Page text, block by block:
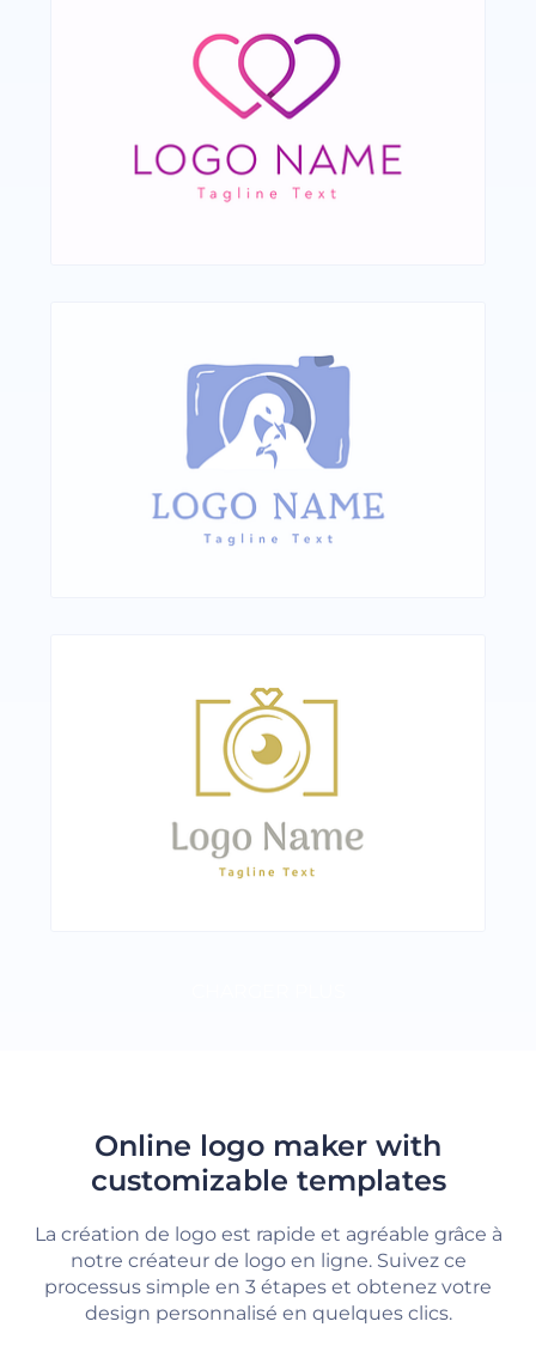
Online logo maker with
customizable templates
La création de logo est rapide et agréable grâce à
notre créateur de logo en ligne. Suivez ce
processus simple en 3 étapes et obtenez votre
design personnalisé en quelques clics.